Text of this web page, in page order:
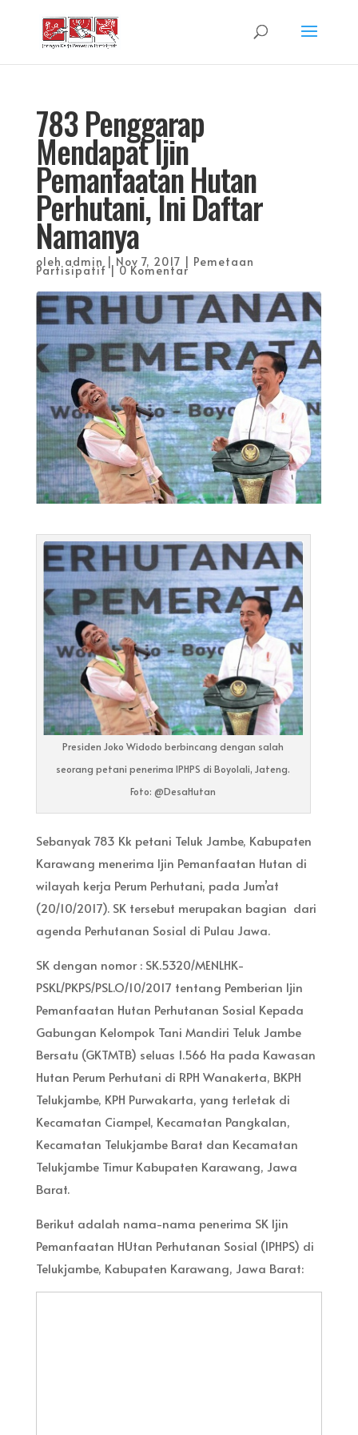
783 Penggarap
Mendapat Ijin
Pemanfaatan Hutan
Perhutani, Ini Daftar
Namanya
oleh admin | Nov 7, 2017 | Pemetaan
Partisipatif |0 Komentar
Presiden Joko Widodo berbincang dengan salah
seorang petani penerima IPHPS di Boyolali, Jateng.
Foto: @DesaHutan
Sebanyak 783 Kk petani Teluk Jambe, Kabupaten
Karawang menerima Ijin Pemanfaatan Hutan di
wilayah kerja Perum Perhutani, pada Jum’at
(20/10/2017). SK tersebut merupakan bagian dari
agenda Perhutanan Sosial di Pulau Jawa.
SK dengan nomor : SK.5320/MENLHK-
PSKL/PKPS/PSL.O/10/2017 tentang Pemberian Ijin
Pemanfaatan Hutan Perhutanan Sosial Kepada
Gabungan Kelompok Tani Mandiri Teluk Jambe
Bersatu (GKTMTB) seluas 1.566 Ha pada Kawasan
Hutan Perum Perhutani di RPH Wanakerta, BKPH
Telukjambe, KPH Purwakarta, yang terletak di
Kecamatan Ciampel, Kecamatan Pangkalan,
Kecamatan Telukjambe Barat dan Kecamatan
Telukjambe Timur Kabupaten Karawang, Jawa
Barat.
Berikut adalah nama-nama penerima SK Ijin
Pemanfaatan HUtan Perhutanan Sosial (IPHPS) di
Telukjambe, Kabupaten Karawang, Jawa Barat: